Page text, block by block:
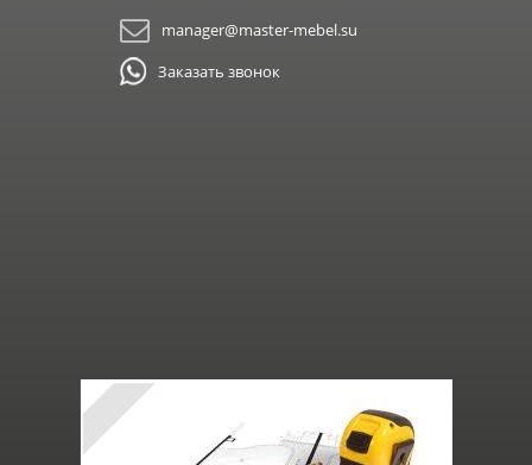
manager@master-mebel.su
Заказать звонок